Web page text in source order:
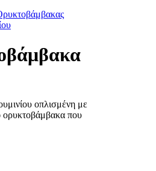
οπλισμένη με
ορυκτοβάμβακα που